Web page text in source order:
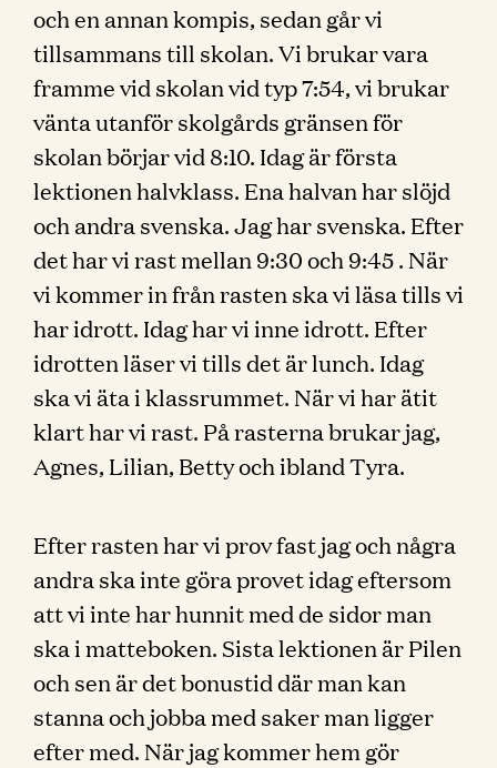
och en annan kompis, sedan går vi
tillsammans till skolan. Vi brukar vara
framme vid skolan vid typ 7:54, vi brukar
vänta utanför skolgårds gränsen för
skolan börjar vid 8:10. Idag är första
lektionen halvklass. Ena halvan har slöjd
och andra svenska. Jag har svenska. Efter
det har vi rast mellan 9:30 och 9:45 . När
vi kommer in från rasten ska vi läsa tills vi
har idrott. Idag har vi inne idrott. Efter
idrotten läser vi tills det är lunch. Idag
ska vi äta i klassrummet. När vi har ätit
klart har vi rast. På rasterna brukar jag,
Agnes, Lilian, Betty och ibland Tyra.
Efter rasten har vi prov fast jag och några
andra ska inte göra provet idag eftersom
att vi inte har hunnit med de sidor man
ska i matteboken. Sista lektionen är Pilen
och sen är det bonustid där man kan
stanna och jobba med saker man ligger
efter med. När jag kommer hem gör